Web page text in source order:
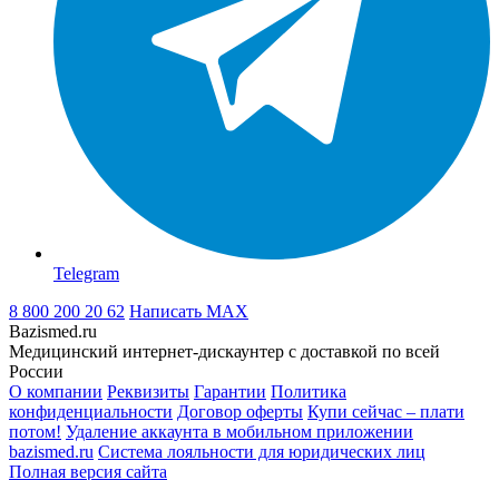
Telegram
8 800 200 20 62 Написать MAX
Bazismed.ru
Медицинский интернет-дискаунтер с доставкой по всей
России
О компании Реквизиты Гарантии Политика
конфиденциальности Договор оферты Купи сейчас – плати
потом! Удаление аккаунта в мобильном приложении
bazismed.ru Система лояльности для юридических лиц
Полная версия сайта